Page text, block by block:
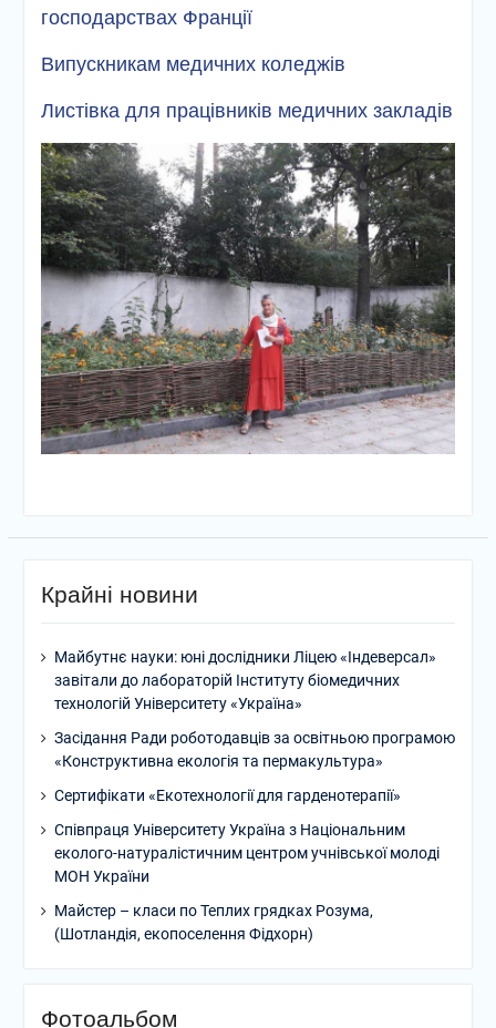
господарствах Франції
Випускникам медичних коледжів
Листівка для працівників медичних закладів
Крайні новини
Майбутнє науки: юні дослідники Ліцею «Індеверсал»
завітали до лабораторій Інституту біомедичних
технологій Університету «Україна»
Засідання Ради роботодавців за освітньою програмою
«Конструктивна екологія та пермакультура»
Сертифікати «Екотехнології для гарденотерапії»
Співпраця Університету Україна з Національним
еколого-натуралістичним центром учнівської молоді
МОН України
Майстер – класи по Теплих грядках Розума,
(Шотландія, екопоселення Фідхорн)
Фотоальбом